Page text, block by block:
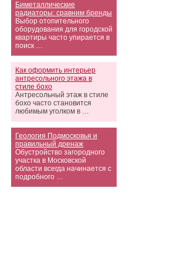
Биметаллические
радиаторы: сравним бренды
Выбор отопительного
оборудования для городской
квартиры часто упирается в
поиск …
Как оформить интерьер
антресольного этажа в
стиле бохо
Антресольный этаж в стиле
бохо часто становится
любимым уголком в …
Геология Подмосковья и
правильный дренаж
Обустройство загородного
участка в Московской
области всегда начинается с
подробного …